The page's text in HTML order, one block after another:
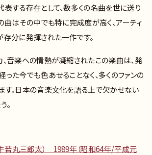
する存在として、数多くの名曲を世に送り
曲はその中でも特に完成度が高く、アーティ
分に発揮された一作です。
音楽への情熱が凝縮されたこの楽曲は、発
た今でも色あせることなく、多くのファンの
す。日本の音楽文化を語る上で欠かせない
。
若丸三郎太） 1989年（昭和64年/平成元